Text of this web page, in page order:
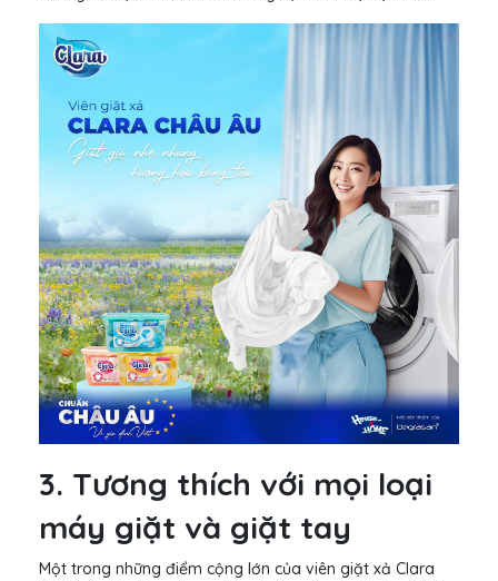
3. Tương thích với mọi loại
máy giặt và giặt tay
Một trong những điểm cộng lớn của viên giặt xả Clara